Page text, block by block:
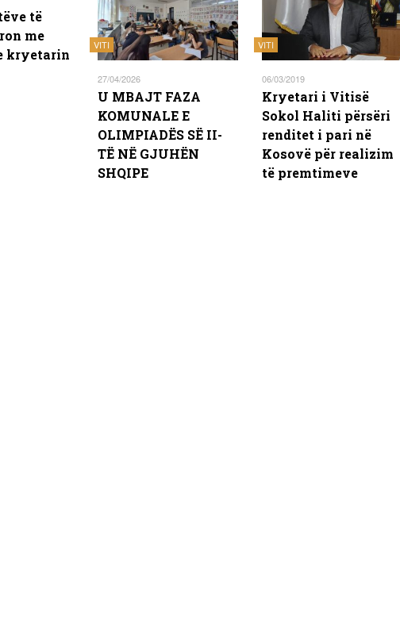
të
me
kryetarin
VITI
27/04/2026
U MBAJT FAZA
KOMUNALE E
OLIMPIADËS SË II-
TË NË GJUHËN
SHQIPE
VITI
06/03/2019
Kryetari i Vitisë
Sokol Haliti përsëri
renditet i pari në
Kosovë për realizim
të premtimeve